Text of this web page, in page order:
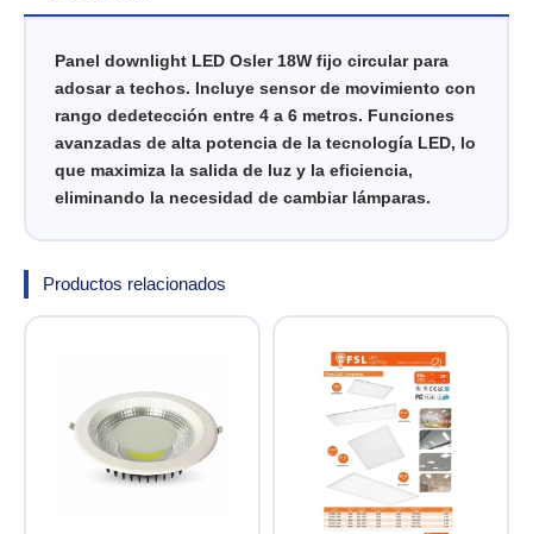
Panel downlight LED Osler 18W fijo circular para
adosar a techos. Incluye sensor de movimiento con
rango dedetección entre 4 a 6 metros. Funciones
avanzadas de alta potencia de la tecnología LED, lo
que maximiza la salida de luz y la eficiencia,
eliminando la necesidad de cambiar lámparas.
Productos relacionados